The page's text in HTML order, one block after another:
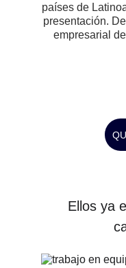
países de
presentación.
empresarial
Ellos ya